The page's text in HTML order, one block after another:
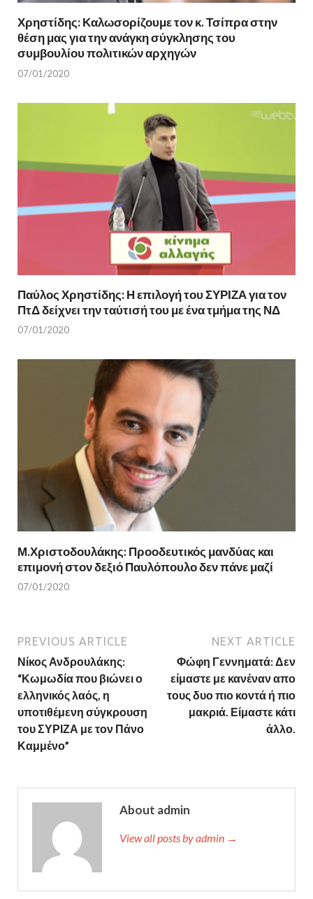
Χρηστίδης: Καλωσορίζουμε τον κ. Τσίπρα στην
θέση μας για την ανάγκη σύγκλησης του
συμβουλίου πολιτικών αρχηγών
07/01/2020
Παύλος Χρηστίδης: Η επιλογή του ΣΥΡΙΖΑ για τον
ΠτΔ δείχνει την ταύτισή του με ένα τμήμα της ΝΔ
07/01/2020
Μ.Χριστοδουλάκης: Προοδευτικός μανδύας και
επιμονή στον δεξιό Παυλόπουλο δεν πάνε μαζί
07/01/2020
PREVIOUS ARTICLE
Νίκος Ανδρουλάκης:
“Κωμωδία που βιώνει ο
ελληνικός λαός, η
υποτιθέμενη σύγκρουση
του ΣΥΡΙΖΑ με τον Πάνο
Καμμένο”
NEXT ARTICLE
Φώφη Γεννηματά: Δεν
είμαστε με κανέναν απο
τους δυο πιο κοντά ή πιο
μακριά. Είμαστε κάτι
άλλο.
About admin
View all posts by admin →